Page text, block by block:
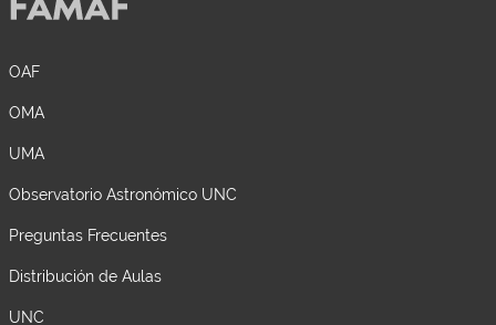
OAF
OMA
UMA
Observatorio Astronómico UNC
Preguntas Frecuentes
Distribución de Aulas
UNC